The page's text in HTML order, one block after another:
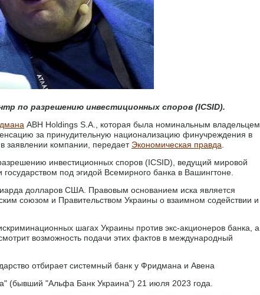
по разрешению инвестиционных споров (ICSID).
ABH Holdings S.A., которая была номинальным владельцем
за принудительную национализацию финучреждения в
заявлении компании, передает Экономическая правда
инвестиционных споров (ICSID), ведущий мировой
под эгидой Всемирного банка в Вашингтоне.
долларов США. Правовым основанием иска является
союзом и Правительством Украины о взаимном содействии и
шагах Украины против экс-акционеров банка, а
возможность подачи этих фактов в международный
отбирает системный банк у Фридмана и Авена
(бывший "Альфа Банк Украина") 21 июля 2023 года.